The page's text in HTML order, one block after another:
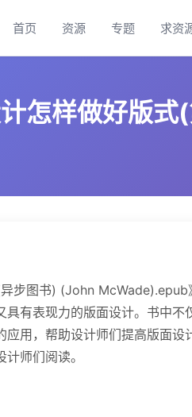
首页 资源 专题 求资
怎样做好版
步图书) (John
有表现力的版面设计。书中
用，帮助设计师们提高版面
师们阅读。